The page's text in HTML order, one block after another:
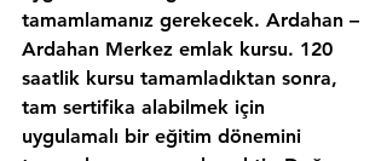
tamamlamanız gerekecek. Ardahan –
Ardahan Merkez emlak kursu. 120
saatlik kursu tamamladıktan sonra,
tam sertifika alabilmek için
uygulamalı bir eğitim dönemini